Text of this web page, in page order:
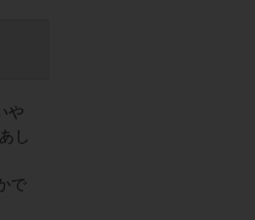
や
し
で